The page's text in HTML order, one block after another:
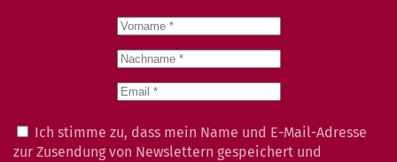
Ich stimme zu, dass mein Name und E-Mail-Adresse
zur Zusendung von Newslettern gespeichert und